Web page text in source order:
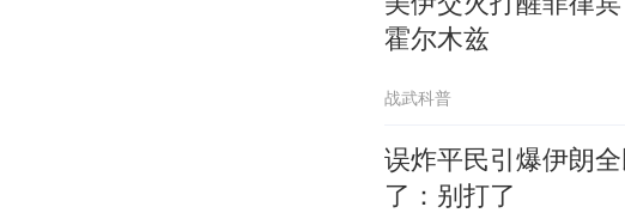
霍尔木兹
战武科普
误炸平民引爆伊朗
了：别打了